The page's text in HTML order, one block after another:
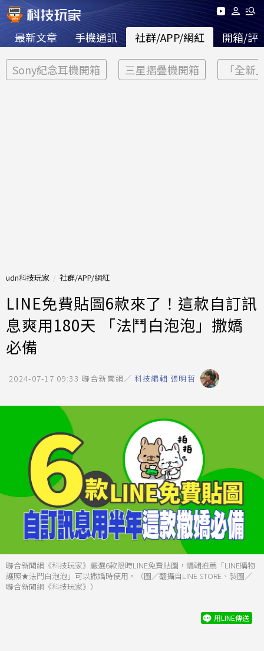
最新文章 手機通訊 社群/APP/網紅 開箱/評
Sony紀念耳機開箱 三星摺疊機開箱 「全新
udn科技玩家 社群/APP/網紅
LINE免費貼圖6款來了！這款自訂訊
息爽用180天 「法鬥白泡泡」撒嬌
必備
2024-07-17 09:33 聯合新聞網／ 科技編輯 張明哲
聯合新聞網《科技玩家》嚴選6款限時LINE免費貼圖，編輯推薦「LINE購物
護照★法鬥白泡泡」可以撒嬌時使用。（圖／翻攝自LINE STORE、製圖／
聯合新聞網《科技玩家》）
用LINE傳送